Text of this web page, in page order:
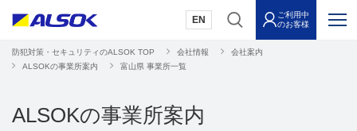
EN
ご利用中
のお客様
防犯対策・セキュリティのALSOK TOP 会社情報
会社案内
ALSOKの事業所案内
富山県 事業所一覧
ALSOKの事業所案内